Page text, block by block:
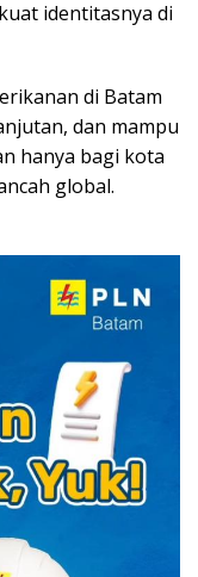
identitasnya di
di Batam
dan mampu
hanya bagi kota
global.